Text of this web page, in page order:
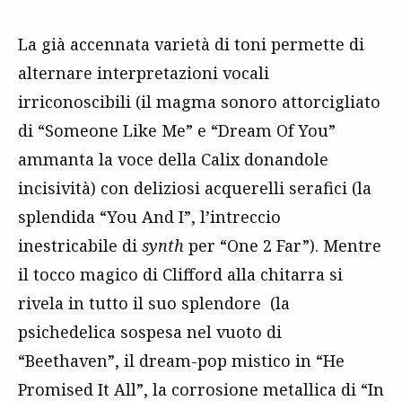
La già accennata varietà di toni permette di
alternare interpretazioni vocali
irriconoscibili (il magma sonoro attorcigliato
di “Someone Like Me” e “Dream Of You”
ammanta la voce della Calix donandole
incisività) con deliziosi acquerelli serafici (la
splendida “You And I”, l’intreccio
inestricabile di synth per “One 2 Far”). Mentre
il tocco magico di Clifford alla chitarra si
rivela in tutto il suo splendore (la
psichedelica sospesa nel vuoto di
“Beethaven”, il dream-pop mistico in “He
Promised It All”, la corrosione metallica di “In